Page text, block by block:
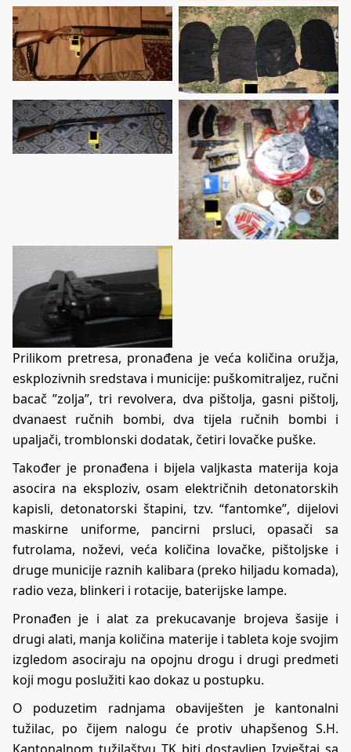
Prilikom pretresa, pronađena je veća količina oružja,
eskplozivnih sredstava i municije: puškomitraljez, ručni
bacač ”zolja”, tri revolvera, dva pištolja, gasni pištolj,
dvanaest ručnih bombi, dva tijela ručnih bombi i
upaljači, tromblonski dodatak, četiri lovačke puške.
Također je pronađena i bijela valjkasta materija koja
asocira na eksploziv, osam električnih detonatorskih
kapisli, detonatorski štapini, tzv. “fantomke”, dijelovi
maskirne uniforme, pancirni prsluci, opasači sa
futrolama, noževi, veća količina lovačke, pištoljske i
druge municije raznih kalibara (preko hiljadu komada),
radio veza, blinkeri i rotacije, baterijske lampe.
Pronađen je i alat za prekucavanje brojeva šasije i
drugi alati, manja količina materije i tableta koje svojim
izgledom asociraju na opojnu drogu i drugi predmeti
koji mogu poslužiti kao dokaz u postupku.
O poduzetim radnjama obaviješten je kantonalni
tužilac, po čijem nalogu će protiv uhapšenog S.H.